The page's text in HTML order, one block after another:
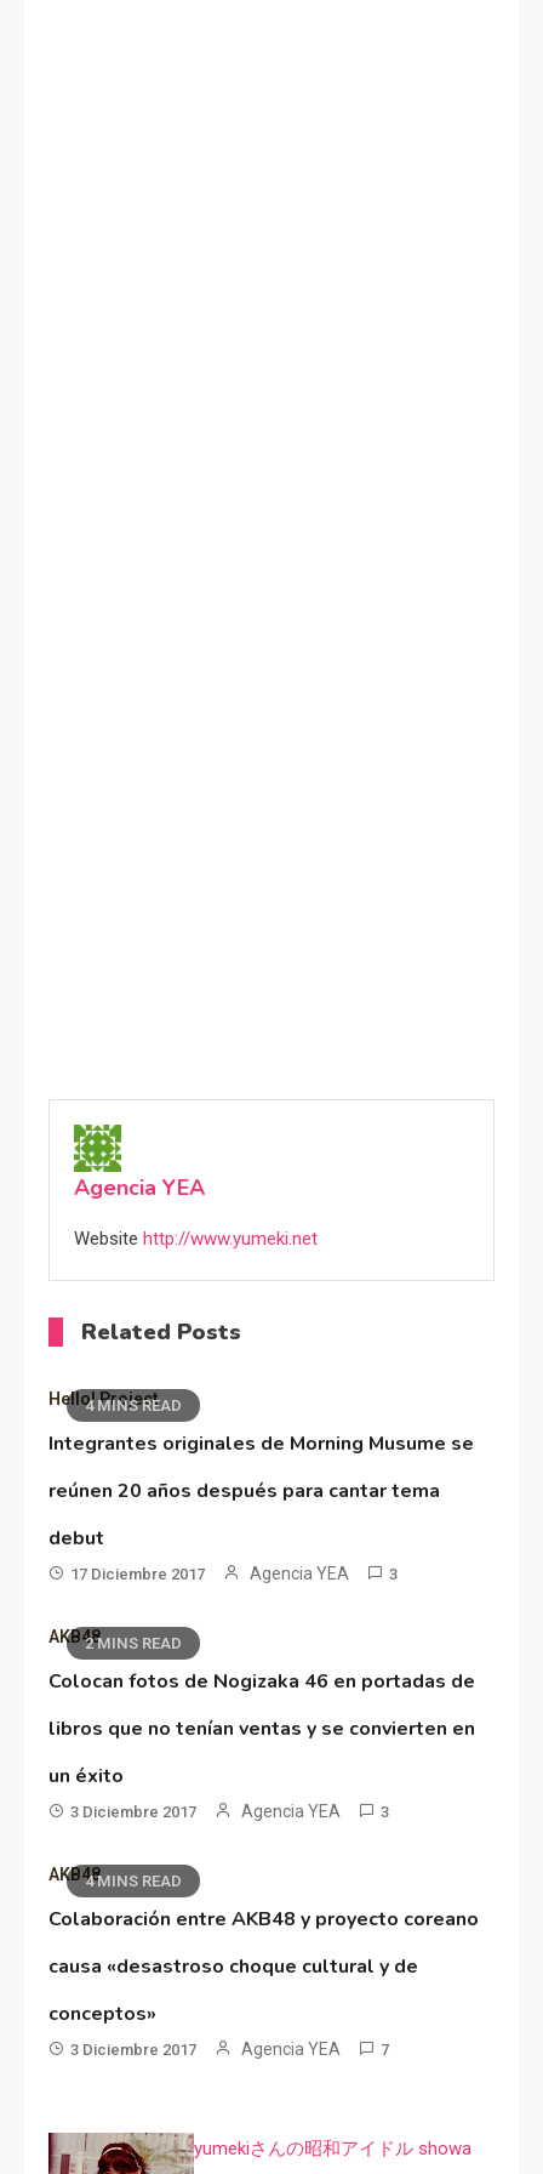
Agencia YEA
Website http://www.yumeki.net
Related Posts
4 MINS READ
Hello! Project
Integrantes originales de Morning Musume se
reúnen 20 años después para cantar tema
debut
17 Diciembre 2017 Agencia YEA 3
2 MINS READ
AKB48
Colocan fotos de Nogizaka 46 en portadas de
libros que no tenían ventas y se convierten en
un éxito
3 Diciembre 2017 Agencia YEA 3
4 MINS READ
AKB48
Colaboración entre AKB48 y proyecto coreano
causa «desastroso choque cultural y de
conceptos»
3 Diciembre 2017 Agencia YEA 7
yumekiさんの昭和アイドル showa